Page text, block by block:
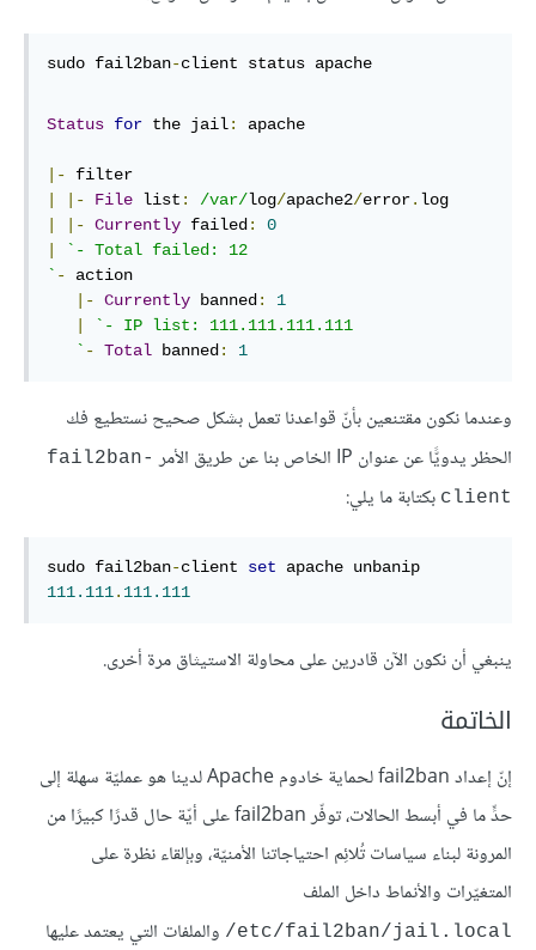
sudo fail2ban-client status apache
Status for the jail: apache
|-
|- File list : /var/log/apache2/error.
|- Currently failed:
0
`- Total failed: 12
` - action
|- Currently banned:
1
`- IP list: 111.111.111.111
   `
- Total banned: 1
وعندما نكون مقتنعين بأنّ قواعدنا تعمل بشكل صحيح نستطيع فك
الحظر يدويًّا عن عنوان IP الخاص بنا عن طريق الأمر
fail2ban-
client بكتابة ما يلي:
sudo fail2ban-client set
111.111. 111.111
ينبغي أن نكون الآن قادرين على محاولة الاستيثاق مرة أخرى.
الخاتمة
إنّ إعداد fail2ban لحماية خادوم Apache لدينا هو عمليّة سهلة إلى
حدٍّ ما في أبسط الحالات، توفّر fail2ban على أيّة حال قدرًا كبيرًا من
المرونة لبناء سياسات تُلائِم احتياجاتنا الأمنيّة، وبإلقاء نظرة على
المتغيّرات والأنماط داخل الملف
etc/fail2ban/jail.local/
والملفات التي يعتمد عليها